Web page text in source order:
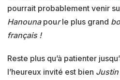
pourrait probablement venir
Hanouna pourle plus grand
français !
Reste plus qu’à patienter
l’heureux invité est bien Justin